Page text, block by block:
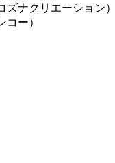
ナクリエーション）
ー）